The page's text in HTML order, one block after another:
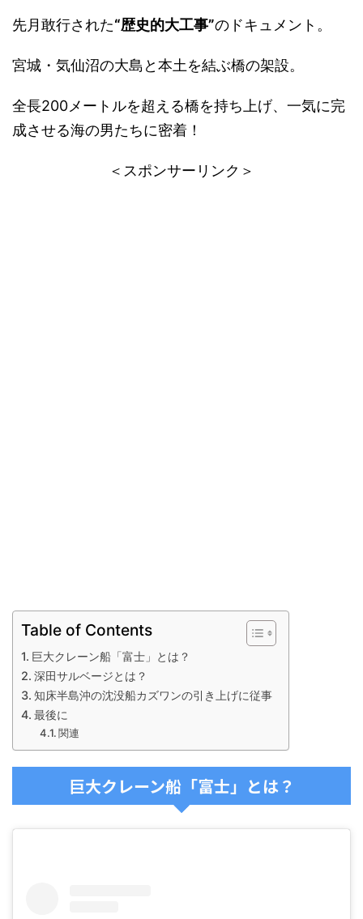
先月敢行された“歴史的大工事”のドキュメント。
宮城・気仙沼の大島と本土を結ぶ橋の架設。
全長200メートルを超える橋を持ち上げ、一気に完
成させる海の男たちに密着！
＜スポンサーリンク＞
Table of Contents
巨大クレーン船「富士」とは？
深田サルベージとは？
知床半島沖の沈没船カズワンの引き上げに従事
最後に
関連
巨大クレーン船「富士」とは？